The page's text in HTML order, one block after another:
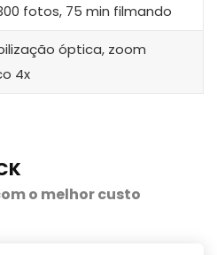
fotos, 75 min filmando
óptica, zoom
4x
o melhor custo